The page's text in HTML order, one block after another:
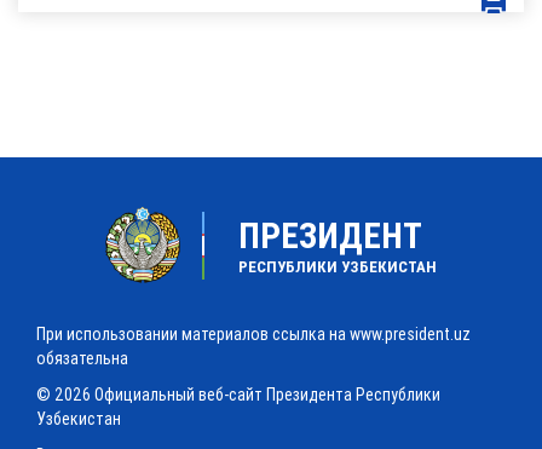
ПРЕЗИДЕНТ
РЕСПУБЛИКИ УЗБЕКИСТАН
При использовании материалов ссылка на www.president.uz
обязательна
© 2026 Официальный веб-сайт Президента Республики
Узбекистан